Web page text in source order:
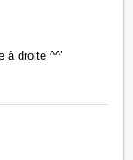
à droite ^^’